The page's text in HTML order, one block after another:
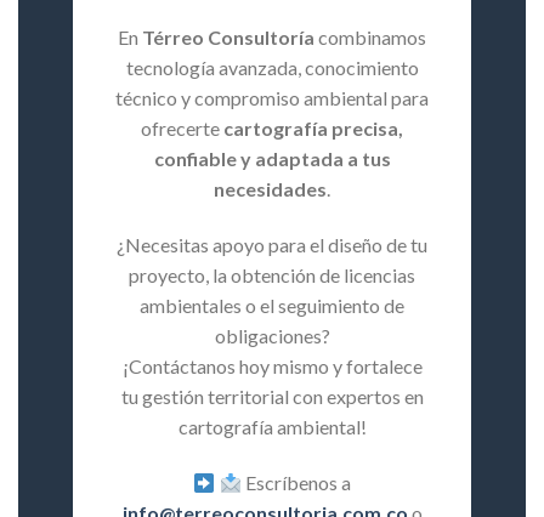
En Térreo Consultoría combinamos
tecnología avanzada, conocimiento
técnico y compromiso ambiental para
ofrecerte cartografía precisa,
confiable y adaptada a tus
necesidades.
¿Necesitas apoyo para el diseño de tu
proyecto, la obtención de licencias
ambientales o el seguimiento de
obligaciones?
¡Contáctanos hoy mismo y fortalece
tu gestión territorial con expertos en
cartografía ambiental!
Escríbenos a